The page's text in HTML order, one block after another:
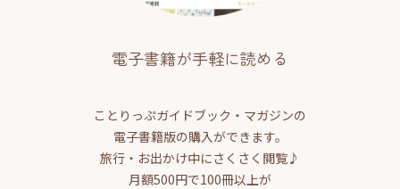
電子書籍が手軽に読める
ことりっぷガイドブック・マガジンの
電子書籍版の購入ができます。
旅行・お出かけ中にさくさく閲覧♪
月額500円で100冊以上が